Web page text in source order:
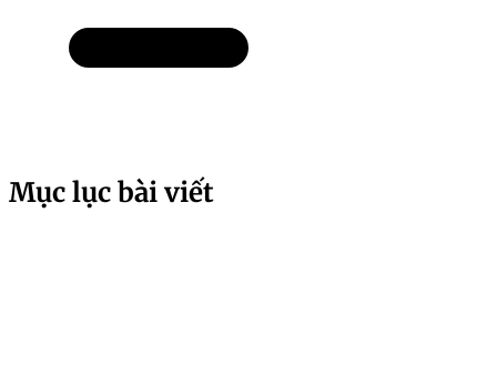
Mục lục bài viết